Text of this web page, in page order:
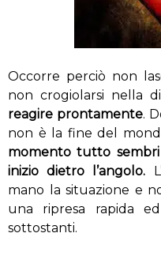
Occorre perciò non
non crogiolarsi nella
reagire prontamente.
non è la fine del
momento tutto
inizio dietro l’angolo.
mano la situazione e
una ripresa rapida
sottostanti.